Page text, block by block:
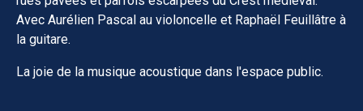
Avec Aurélien Pascal au violoncelle et Raphaël Feuillâtre à
la guitare.
La joie de la musique acoustique dans l'espace public.